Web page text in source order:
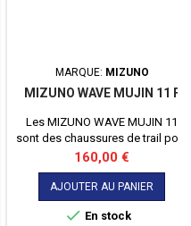
MARQUE: MIZUNO
MIZUNO WAVE MUJIN 11 F
Les MIZUNO WAVE MUJIN 11
sont des chaussures de trail pour
femme alliant amorti, légèreté et
adhérence, conçues pour
performer sur tous les terrains.
Prix
160,00 €
AJOUTER AU PANIER
 En stock